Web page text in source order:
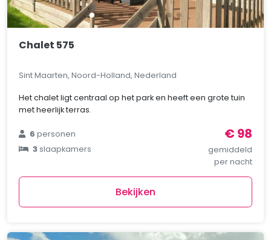
Chalet 575
Sint Maarten, Noord-Holland, Nederland
Het chalet ligt centraal op het park en heeft een grote tuin
met heerlijk terras.
6personen
3slaapkamers
€ 98
gemiddeld
per nacht
Bekijken